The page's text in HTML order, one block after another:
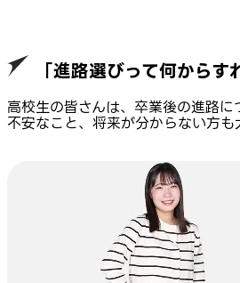
「進路選びって何からす
高校生の皆さんは、卒業後の進路に
不安なこと、将来が分からない方も